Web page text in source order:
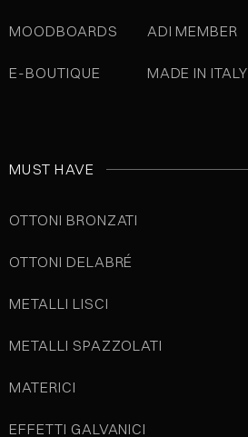
MOODBOARDS
E-BOUTIQUE
ADI MEMBER
MADE IN ITALY
MUST HAVE
OTTONI BRONZATI
OTTONI DELABRÉ
METALLI LISCI
METALLI SPAZZOLATI
MATERICI
EFFETTI GALVANICI